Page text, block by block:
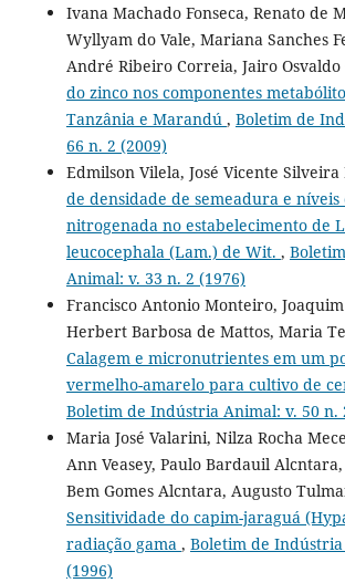
Ivana Machado Fonseca, Renato de
Wyllyam do Vale, Mariana Sanches
André Ribeiro Correia, Jairo Osvaldo
do zinco nos componentes
Tanzânia e Marandú , Boletim de
66 n. 2 (2009)
Edmilson Vilela, José Vicente
de densidade de semeadura e níveis
nitrogenada no estabelecimento de
leucocephala (Lam.) de Wit. ,
Animal: v. 33 n. 2 (1976)
Francisco Antonio Monteiro,
Herbert Barbosa de Mattos, Maria
Calagem e micronutrientes em um
vermelho-amarelo para cultivo de
Boletim de Indústria Animal: v. 50 n.
Maria José Valarini, Nilza Rocha
Ann Veasey, Paulo Bardauil
Bem Gomes Alcntara, Augusto
Sensitividade do capim-jaraguá
radiação gama , Boletim de
(1996)